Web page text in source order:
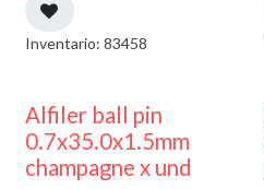
Inventario: 83458
Alfiler ball pin
0.7x35.0x1.5mm
champagne x und